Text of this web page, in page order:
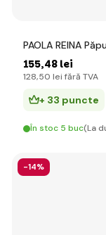
PAOLA REINA
155,48 lei
128,50 lei fără TVA
+ 33 puncte
În stoc 5 buc(La
-14%